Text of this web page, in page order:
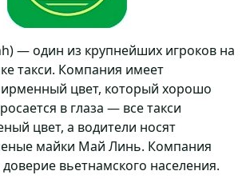
— один из крупнейших игроков на
такси. Компания имеет
цвет, который хорошо
в глаза — все такси
цвет, а водители носят
майки Май Линь. Компания
вьетнамского населения.